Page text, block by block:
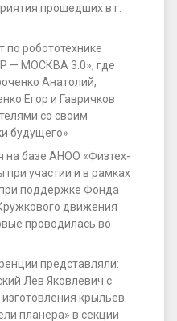
прошедших в г.
робототехнике
— МОСКВА 3.0», где
Анатолий,
Егор и Гавричков
со своим
будущего»
базе АНОО «Физтех-
участии и в рамках
поддержке Фонда
движения
проводилась во
представляли:
Лев Яковлевич с
крыльев
планера» в секции